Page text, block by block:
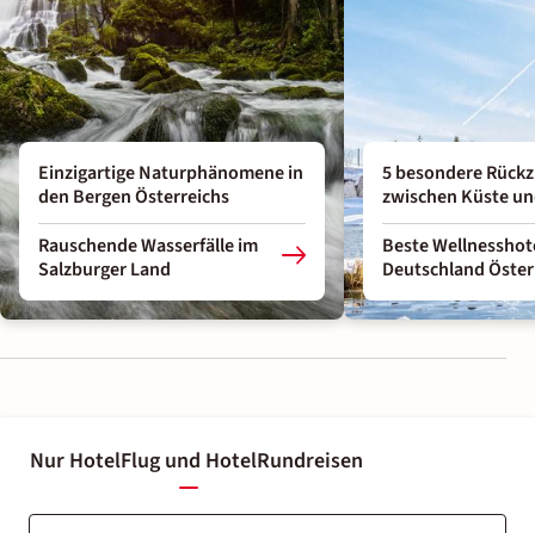
Einzigartige Naturphänomene in
den Bergen Österreichs
Rauschende Wasserfälle im
Salzburger Land
5 besondere
zwischen Küste
Beste
Deutschland
Nur HotelFlug und HotelRundreisen